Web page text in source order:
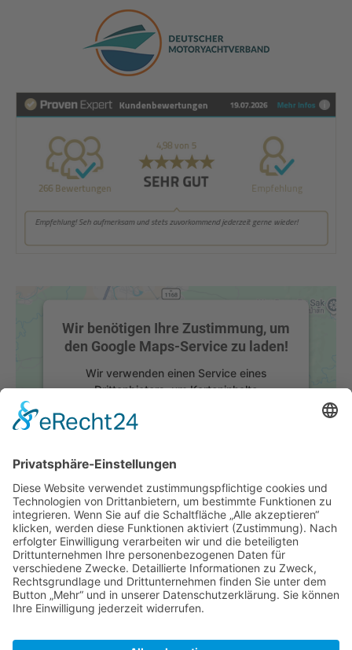
Wir benötigen Ihre Zustimmung, um
den Google Maps-Service zu laden!
Wir verwenden einen Service eines
Drittanbieters, um Karteninhalte
Ihren Aktivitäten sammeln. Bitte lesen Sie
anzuzeigen.
Mehr Informationen
Akzeptieren
powered byUsercentrics Consent
Management Platform&eRecht24